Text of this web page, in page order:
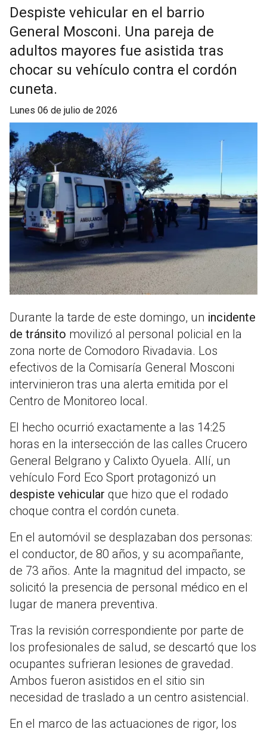
Despiste vehicular en el barrio
General Mosconi. Una pareja de
adultos mayores fue asistida tras
chocar su vehículo contra el cordón
cuneta.
lunes 06 de julio de 2026
Durante la tarde de este domingo, un incidente
de tránsito movilizó al personal policial en la
zona norte de Comodoro Rivadavia. Los
efectivos de la Comisaría General Mosconi
intervinieron tras una alerta emitida por el
Centro de Monitoreo local.
El hecho ocurrió exactamente a las 14:25
horas en la intersección de las calles Crucero
General Belgrano y Calixto Oyuela. Allí, un
vehículo Ford Eco Sport protagonizó un
despiste vehicular que hizo que el rodado
choque contra el cordón cuneta.
En el automóvil se desplazaban dos personas:
el conductor, de 80 años, y su acompañante,
de 73 años. Ante la magnitud del impacto, se
solicitó la presencia de personal médico en el
lugar de manera preventiva.
Tras la revisión correspondiente por parte de
los profesionales de salud, se descartó que los
ocupantes sufrieran lesiones de gravedad.
Ambos fueron asistidos en el sitio sin
necesidad de traslado a un centro asistencial.
En el marco de las actuaciones de rigor, los